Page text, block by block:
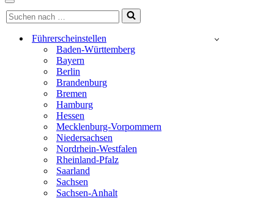
Navigationsmenü
Suchen
nach …
Führerscheinstellen
Baden-Württemberg
Bayern
Berlin
Brandenburg
Bremen
Hamburg
Hessen
Mecklenburg-Vorpommern
Niedersachsen
Nordrhein-Westfalen
Rheinland-Pfalz
Saarland
Sachsen
Sachsen-Anhalt